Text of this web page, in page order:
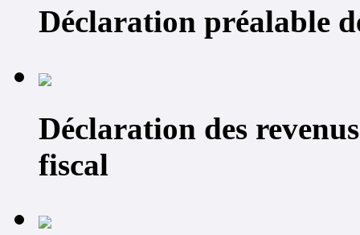
Déclaration préalable
Déclaration des
fiscal